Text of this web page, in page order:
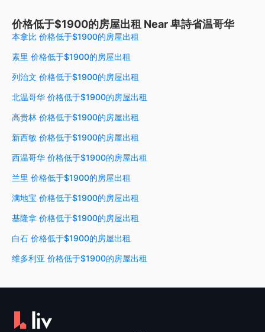
价格低于$1900的房屋出租 Near 卑詩省温哥华
本拿比 价格低于$1900的房屋出租
素里 价格低于$1900的房屋出租
列治文 价格低于$1900的房屋出租
北温哥华 价格低于$1900的房屋出租
高贵林 价格低于$1900的房屋出租
新西敏 价格低于$1900的房屋出租
西温哥华 价格低于$1900的房屋出租
兰里 价格低于$1900的房屋出租
满地宝 价格低于$1900的房屋出租
基隆拿 价格低于$1900的房屋出租
白石 价格低于$1900的房屋出租
维多利亚 价格低于$1900的房屋出租